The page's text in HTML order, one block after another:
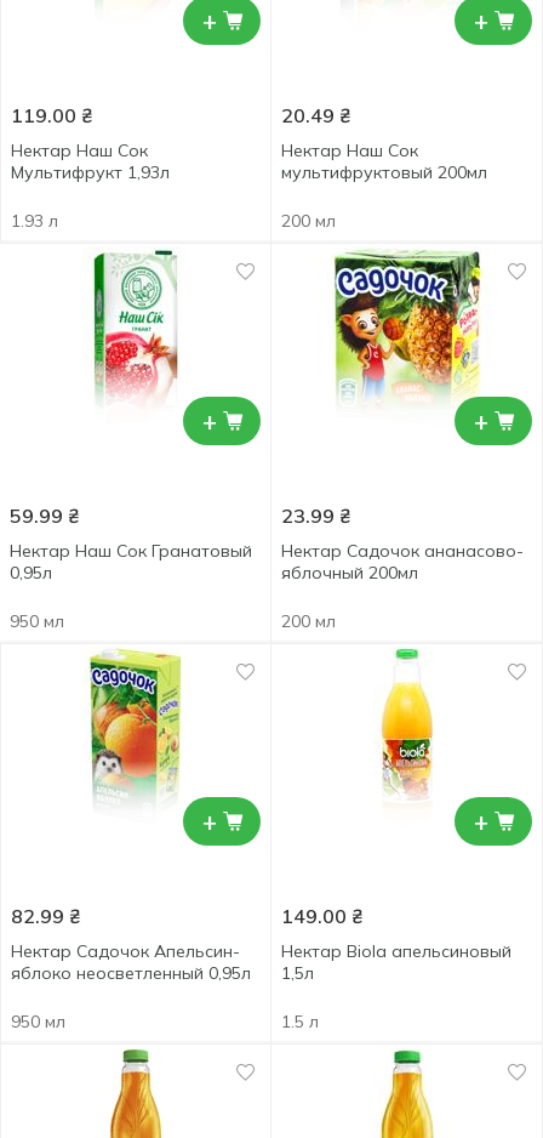
+
119.00 ₴
Нектар Наш Сок
Мультифрукт 1,93л
1.93 л
+
20.49 ₴
Нектар Наш Сок
мультифруктовый 200мл
200 мл
+
59.99 ₴
Нектар Наш Сок Гранатовый
0,95л
950 мл
+
23.99 ₴
Нектар Садочок ананасово-
яблочный 200мл
200 мл
+
82.99 ₴
Нектар Садочок Апельсин-
яблоко неосветленный 0,95л
950 мл
+
149.00 ₴
Нектар Biola апельсиновый
1,5л
1.5 л